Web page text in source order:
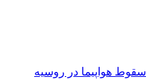
سقوط هواپیما در روسیه